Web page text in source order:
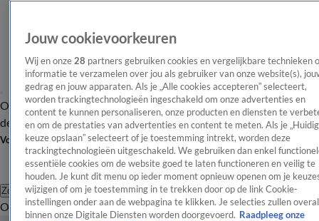
OverzichtAfleveringen Entertainment TV Algemeen
Tip
de redactieNieuwsbrief
Volg Shownieuws
Zoeken
OverzichtEntertainmentSpraakmakendRealityCrimeVideo's
Jouw cookievoorkeuren
Wij en onze 28 partners gebruiken cookies en vergelijkbare technieken
informatie te verzamelen over jou als gebruiker van onze website(s),
gedrag en jouw apparaten. Als je „Alle cookies accepteren” selecteert,
worden trackingtechnologieën ingeschakeld om onze advertenties en
content te kunnen personaliseren, onze producten en diensten te
en om de prestaties van advertenties en content te meten. Als je
keuze opslaan” selecteert of je toestemming intrekt, worden deze
trackingtechnologieën uitgeschakeld. We gebruiken dan enkel
essentiële cookies om de website goed te laten functioneren en veilig te
houden. Je kunt dit menu op ieder moment opnieuw openen om je
wijzigen of om je toestemming in te trekken door op de link Cookie-
instellingen onder aan de webpagina te klikken. Je selecties zullen overal
binnen onze Digitale Diensten worden doorgevoerd. Raadpleeg onze